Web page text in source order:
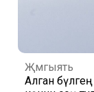
Җәмгыять
Алган